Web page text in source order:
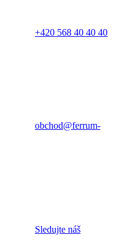
+420 568 40 40 40
obchod@ferrum-
Sledujte náš